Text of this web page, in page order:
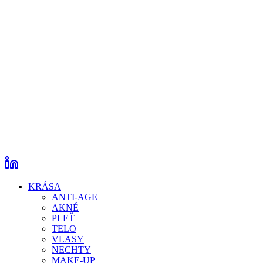
KRÁSA
ANTI-AGE
AKNÉ
PLEŤ
TELO
VLASY
NECHTY
MAKE-UP